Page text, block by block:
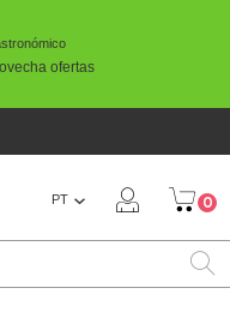
ofertas
PT 0